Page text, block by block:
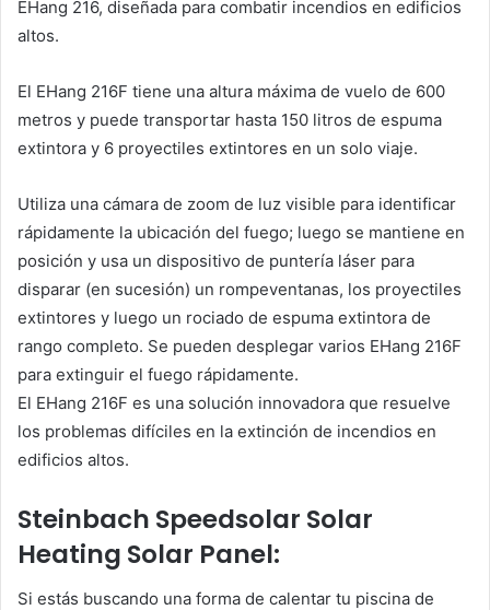
EHang 216, diseñada para combatir incendios en edificios
altos.
El EHang 216F tiene una altura máxima de vuelo de 600
metros y puede transportar hasta 150 litros de espuma
extintora y 6 proyectiles extintores en un solo viaje.
Utiliza una cámara de zoom de luz visible para identificar
rápidamente la ubicación del fuego; luego se mantiene en
posición y usa un dispositivo de puntería láser para
disparar (en sucesión) un rompeventanas, los proyectiles
extintores y luego un rociado de espuma extintora de
rango completo. Se pueden desplegar varios EHang 216F
para extinguir el fuego rápidamente.
El EHang 216F es una solución innovadora que resuelve
los problemas difíciles en la extinción de incendios en
edificios altos.
Steinbach Speedsolar Solar
Heating Solar Panel:
Si estás buscando una forma de calentar tu piscina de